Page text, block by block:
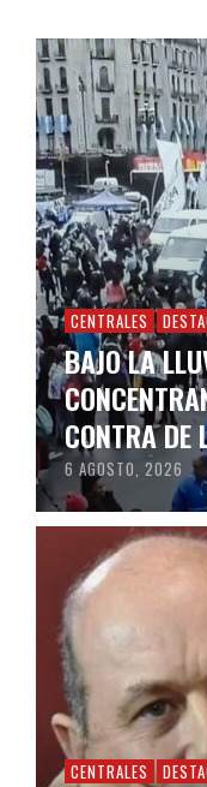
CENTRALES
BAJO LA
CONTRA DE
6 AGOSTO, 2026
CENTRALES